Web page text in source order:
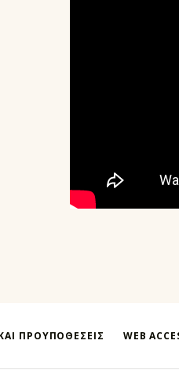
Skip back to main navigation
ΠΡΟΥΠΟΘΕΣΕΙΣ WEB